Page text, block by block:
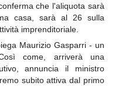
che l'aliquota sarà
casa, sarà al 26 sulla
imprenditoriale.
Maurizio Gasparri - un
come, arriverà una
annuncia il ministro
subito attiva dal primo